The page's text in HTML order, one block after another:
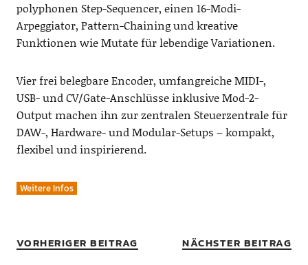
polyphonen Step-Sequencer, einen 16-Modi-
Arpeggiator, Pattern-Chaining und kreative
Funktionen wie Mutate für lebendige Variationen.
Vier frei belegbare Encoder, umfangreiche MIDI-,
USB- und CV/Gate-Anschlüsse inklusive Mod-2-
Output machen ihn zur zentralen Steuerzentrale für
DAW-, Hardware- und Modular-Setups – kompakt,
flexibel und inspirierend.
Weitere Infos
VORHERIGER BEITRAG NÄCHSTER BEITRAG